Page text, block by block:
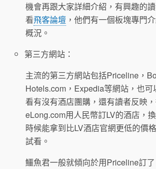
機會再跟大家詳細介紹，有興趣的
看飛客論壇 ，他們有一個板塊專門
概況。
第三方網站：
主流的第三方網站包括Priceline，
Hotels.com，Expedia等網站，也可
看有沒有酒店團購，還有讀者反映
eLong.com用人民幣訂LV的酒店，
時候能拿到比LV酒店官網更低的價
試看。
鱷魚君一般就傾向於用Priceline訂